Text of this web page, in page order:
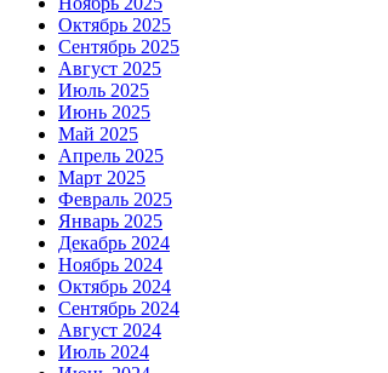
Октябрь 2025
Сентябрь 2025
Август 2025
Июль 2025
Июнь 2025
Май 2025
Апрель 2025
Март 2025
Февраль 2025
Январь 2025
Декабрь 2024
Ноябрь 2024
Октябрь 2024
Сентябрь 2024
Август 2024
Июль 2024